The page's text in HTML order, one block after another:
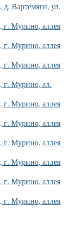
Вартемяги, ул.
г. Мурино, аллея
г. Мурино, аллея
г. Мурино, аллея
г. Мурино, ал.
г. Мурино, аллея
г. Мурино, аллея
г. Мурино, аллея
г. Мурино, аллея
г. Мурино, аллея
г. Мурино, аллея